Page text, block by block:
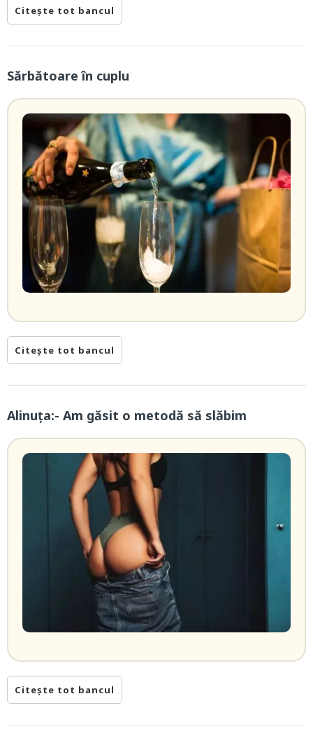
Citește tot bancul
Sărbătoare în cuplu
Citește tot bancul
Alinuța:- Am găsit o metodă să slăbim
Citește tot bancul